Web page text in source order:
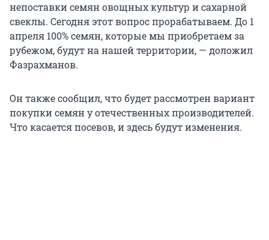
непоставки семян овощных культур и сахарной
свеклы. Сегодня этот вопрос прорабатываем. До 1
апреля 100% семян, которые мы приобретаем за
рубежом, будут на нашей территории, — доложил
Фазрахманов.
Он также сообщил, что будет рассмотрен вариант
покупки семян у отечественных производителей.
Что касается посевов, и здесь будут изменения.